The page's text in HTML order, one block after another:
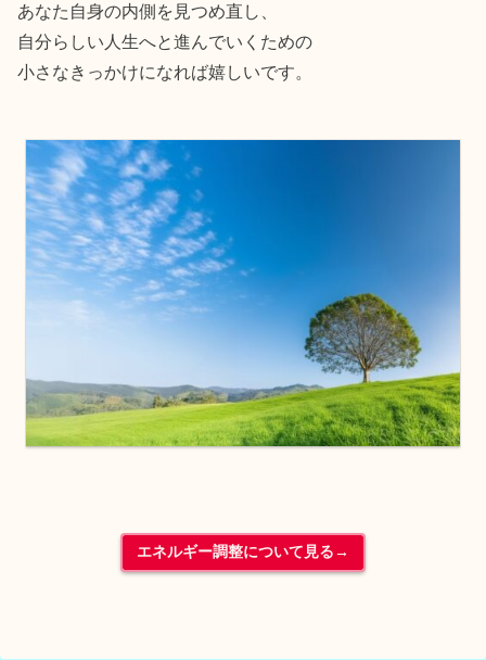
あなた自身の内側を見つめ直し、
自分らしい人生へと進んでいくための
小さなきっかけになれば嬉しいです。
エネルギー調整について見る→